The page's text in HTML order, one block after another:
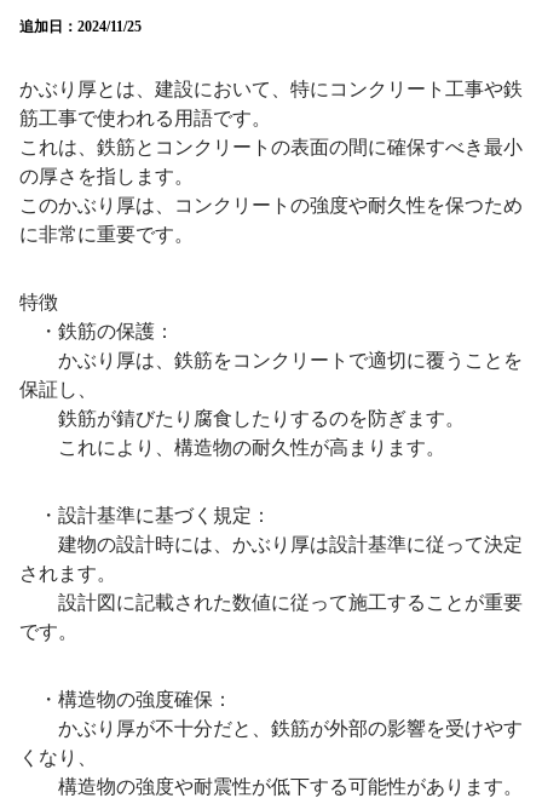
追加日： 2024/11/25
かぶり厚とは、建設において、特にコンクリート工事や鉄
筋工事で使われる用語です。
これは、鉄筋とコンクリートの表面の間に確保すべき最小
の厚さを指します。
このかぶり厚は、コンクリートの強度や耐久性を保つため
に非常に重要です。
特徴
・鉄筋の保護：
かぶり厚は、鉄筋をコンクリートで適切に覆うことを
保証し、
鉄筋が錆びたり腐食したりするのを防ぎます。
これにより、構造物の耐久性が高まります。
・設計基準に基づく規定：
建物の設計時には、かぶり厚は設計基準に従って決定
されます。
設計図に記載された数値に従って施工することが重要
です。
・構造物の強度確保：
かぶり厚が不十分だと、鉄筋が外部の影響を受けやす
くなり、
構造物の強度や耐震性が低下する可能性があります。